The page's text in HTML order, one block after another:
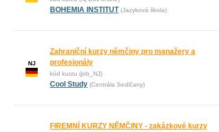
BOHEMIA INSTITUT (Jazyková škola)
NJ
Zahraniční kurzy němčiny pro manažery a
profesionály
kód kurzu (job_NJ)
Cool Study (Centrála Sedlčany)
FIREMNÍ KURZY NĚMČINY - zakázkové kurzy